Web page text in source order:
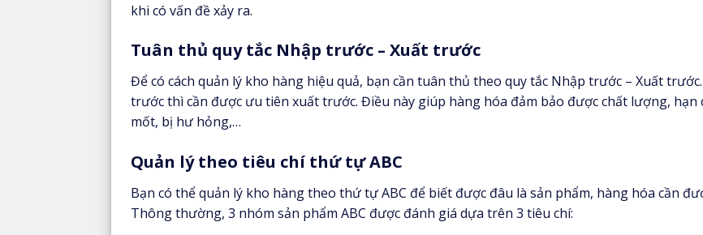
khi có vấn đề xảy ra.
Tuân thủ quy tắc Nhập trước – Xuất trước
Để có cách quản lý kho hàng hiệu quả, bạn cần tuân thủ theo quy tắc Nhập trước – Xuất
trước thì cần được ưu tiên xuất trước. Điều này giúp hàng hóa đảm bảo được chất lượng, hạn
mốt, bị hư hỏng,…
Quản lý theo tiêu chí thứ tự ABC
Bạn có thể quản lý kho hàng theo thứ tự ABC để biết được đâu là sản phẩm, hàng hóa cần
Thông thường, 3 nhóm sản phẩm ABC được đánh giá dựa trên 3 tiêu chí: